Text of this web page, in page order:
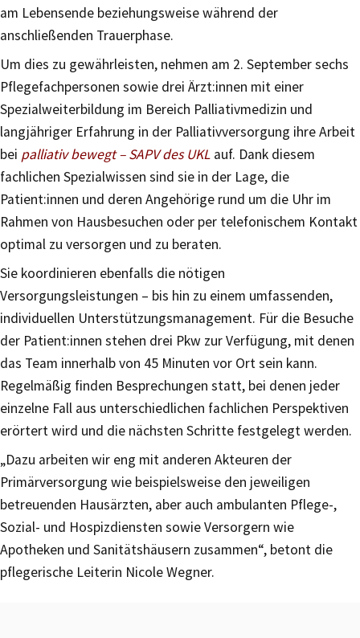
am Lebensende beziehungsweise während der
anschließenden Trauerphase.
Um dies zu gewährleisten, nehmen am 2. September sechs
Pflegefachpersonen sowie drei Ärzt:innen mit einer
Spezialweiterbildung im Bereich Palliativmedizin und
langjähriger Erfahrung in der Palliativversorgung ihre Arbeit
bei palliativ bewegt – SAPV des UKL auf. Dank diesem
fachlichen Spezialwissen sind sie in der Lage, die
Patient:innen und deren Angehörige rund um die Uhr im
Rahmen von Hausbesuchen oder per telefonischem Kontakt
optimal zu versorgen und zu beraten.
Sie koordinieren ebenfalls die nötigen
Versorgungsleistungen – bis hin zu einem umfassenden,
individuellen Unterstützungsmanagement. Für die Besuche
der Patient:innen stehen drei Pkw zur Verfügung, mit denen
das Team innerhalb von 45 Minuten vor Ort sein kann.
Regelmäßig finden Besprechungen statt, bei denen jeder
einzelne Fall aus unterschiedlichen fachlichen Perspektiven
erörtert wird und die nächsten Schritte festgelegt werden.
„Dazu arbeiten wir eng mit anderen Akteuren der
Primärversorgung wie beispielsweise den jeweiligen
betreuenden Hausärzten, aber auch ambulanten Pflege-,
Sozial- und Hospizdiensten sowie Versorgern wie
Apotheken und Sanitätshäusern zusammen“, betont die
pflegerische Leiterin Nicole Wegner.